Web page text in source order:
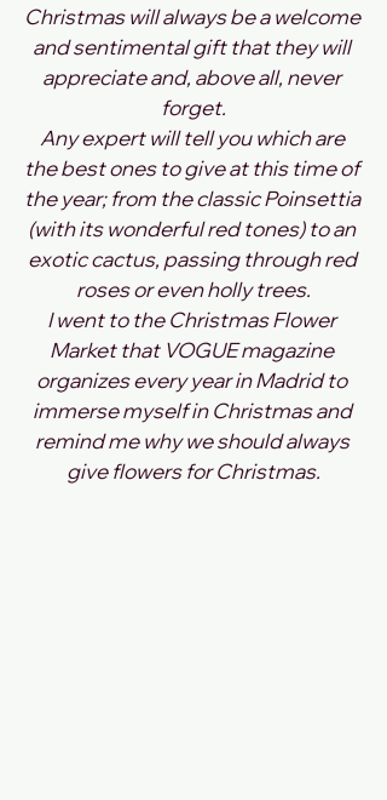
Christmas will always be a welcome
and sentimental gift that they will
appreciate and, above all, never
forget.
Any expert will tell you which are
the best ones to give at this time of
the year; from the classic Poinsettia
(with its wonderful red tones) to an
exotic cactus, passing through red
roses or even holly trees.
I went to the Christmas Flower
Market that VOGUE magazine
organizes every year in Madrid to
immerse myself in Christmas and
remind me why we should always
give flowers for Christmas.